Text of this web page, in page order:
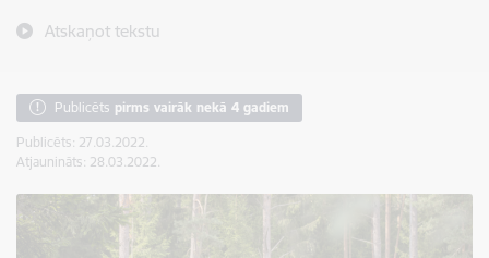
Atskaņot tekstu
Publicēts pirms vairāk nekā 4 gadiem
Publicēts: 27.03.2022.
Atjaunināts: 28.03.2022.